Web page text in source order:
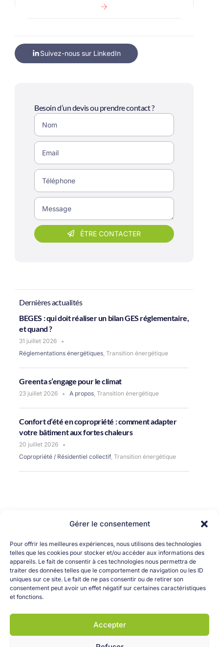
Gérer le consentement
Pour offrir les meilleures expériences, nous utilisons des technologies
telles que les cookies pour stocker et/ou accéder aux informations des
appareils. Le fait de consentir à ces technologies nous permettra de
traiter des données telles que le comportement de navigation ou les ID
uniques sur ce site. Le fait de ne pas consentir ou de retirer son
consentement peut avoir un effet négatif sur certaines caractéristiques
et fonctions.
Accepter
Suivez-nous sur LinkedIn
Besoin d’un devis ou prendre contact ?
ÊTRE CONTACTER
Dernières actualités
BEGES : qui doit réaliser un bilan GES réglementaire,
et quand ?
31 juillet 2026
Réglementations énergétiques,Transition énergétique
Greenta s’engage pour le climat
23 juillet 2026 A propos,Transition énergétique
Confort d’été en copropriété : comment adapter
votre bâtiment aux fortes chaleurs
20 juillet 2026
Copropriété / Résidentiel collectif,Transition énergétique
OK